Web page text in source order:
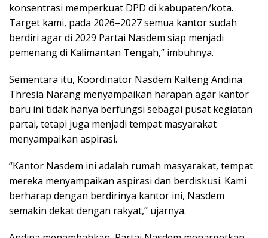
konsentrasi memperkuat DPD di kabupaten/kota.
Target kami, pada 2026–2027 semua kantor sudah
berdiri agar di 2029 Partai Nasdem siap menjadi
pemenang di Kalimantan Tengah,” imbuhnya.
Sementara itu, Koordinator Nasdem Kalteng Andina
Thresia Narang menyampaikan harapan agar kantor
baru ini tidak hanya berfungsi sebagai pusat kegiatan
partai, tetapi juga menjadi tempat masyarakat
menyampaikan aspirasi.
“Kantor Nasdem ini adalah rumah masyarakat, tempat
mereka menyampaikan aspirasi dan berdiskusi. Kami
berharap dengan berdirinya kantor ini, Nasdem
semakin dekat dengan rakyat,” ujarnya.